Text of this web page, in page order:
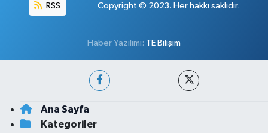
RSS Copyright © 2023. Her hakkı saklıdır.
Haber Yazılımı: TE Bilişim
Ana Sayfa
Kategoriler